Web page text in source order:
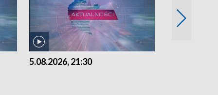
5.08.2026, 21:30